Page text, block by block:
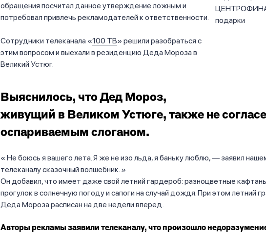
обращения посчитал данное утверждение ложным и
потребовал привлечь рекламодателей к ответственности.
Сотрудники телеканала «100 ТВ» решили разобраться с
этим вопросом и выехали в резиденцию Деда Мороза в
Великий Устюг.
Выяснилось, что Дед Мороз,
живущий в Великом Устюге, также не
оспариваемым слоганом.
Не боюсь я вашего лета. Я же не изо льда, я баньку люблю, — заявил
телеканалу сказочный волшебник.
Он добавил, что имеет даже свой летний гардероб: разноцветные
прогулок в солнечную погоду и сапоги на случай дождя. При этом летний
Деда Мороза расписан на две недели вперед.
Авторы рекламы заявили телеканалу, что произошло